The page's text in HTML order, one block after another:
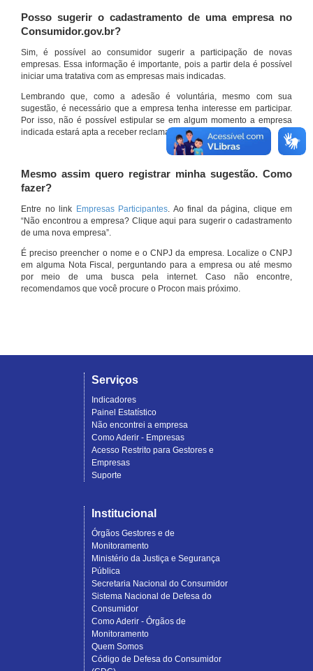
Posso sugerir o cadastramento de uma empresa no
Consumidor.gov.br?
Sim, é possível ao consumidor sugerir a participação de novas
empresas. Essa informação é importante, pois a partir dela é possível
iniciar uma tratativa com as empresas mais indicadas.
Lembrando que, como a adesão é voluntária, mesmo com sua
sugestão, é necessário que a empresa tenha interesse em participar.
Por isso, não é possível estipular se em algum momento a empresa
indicada estará apta a receber reclamações por meio do site.
Mesmo assim quero registrar minha sugestão. Como
fazer?
Entre no link Empresas Participantes. Ao final da página, clique em
“Não encontrou a empresa? Clique aqui para sugerir o cadastramento
de uma nova empresa”.
É preciso preencher o nome e o CNPJ da empresa. Localize o CNPJ
em alguma Nota Fiscal, perguntando para a empresa ou até mesmo
por meio de uma busca pela internet. Caso não encontre,
recomendamos que você procure o Procon mais próximo.
Serviços
Indicadores
Painel Estatístico
Não encontrei a empresa
Como Aderir - Empresas
Acesso Restrito para Gestores e
Empresas
Suporte
Institucional
Órgãos Gestores e de
Monitoramento
Ministério da Justiça e Segurança
Pública
Secretaria Nacional do Consumidor
Sistema Nacional de Defesa do
Consumidor
Como Aderir - Órgãos de
Monitoramento
Quem Somos
Código de Defesa do Consumidor